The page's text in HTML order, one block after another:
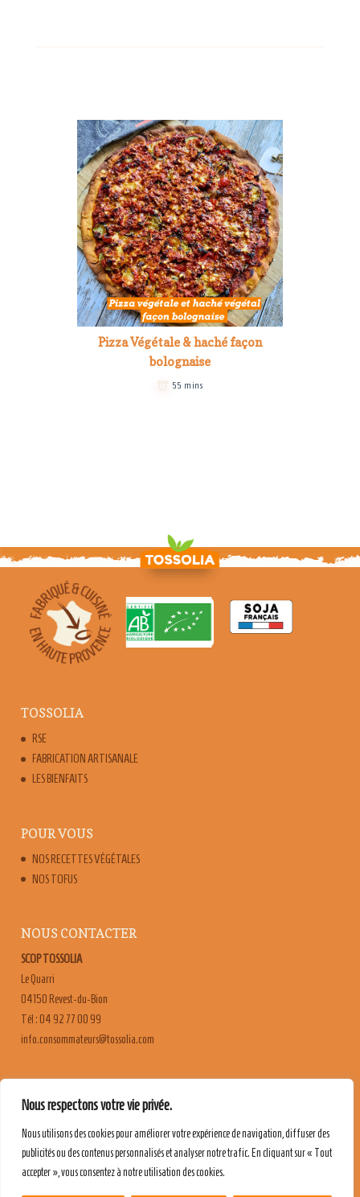
Nous respectons votre vie privée.
Nous utilisons des cookies pour améliorer votre expérience de navigation, diffuser des
publicités ou des contenus personnalisés et analyser notre trafic. En cliquant sur « Tout
accepter », vous consentez à notre utilisation des cookies.
Pizza Végétale & haché façon
bolognaise
55 mins
TOSSOLIA
RSE
FABRICATION ARTISANALE
LES BIENFAITS
POUR VOUS
NOS RECETTES VÉGÉTALES
NOS TOFUS
NOUS CONTACTER
SCOP TOSSOLIA
Le Quarri
04150 Revest-du-Bion
Tél : 04 92 77 00 99
moc.ailossot@sruetammosnoc.ofni
CONTACT & RECRUTEMENT
MENTIONS LÉGALES
POLITIQUE DE CONFIDENTIALITÉ